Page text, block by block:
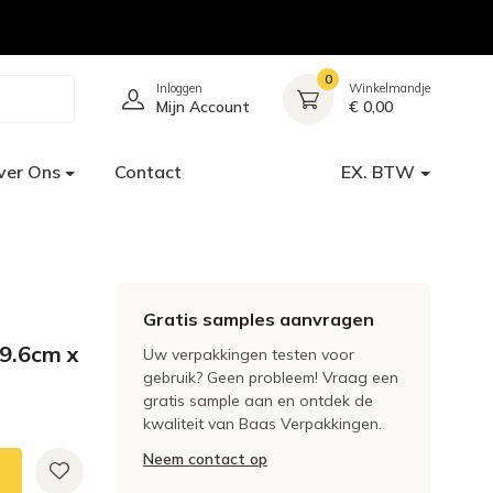
Inloggen
Mijn Account
0
Winkelmandje
€ 0,00
Ons Contact EX. BTW
x
Gratis samples aanvragen
Uw verpakkingen testen voor
gebruik? Geen probleem! Vraag een
gratis sample aan en ontdek de
kwaliteit van Baas Verpakkingen.
Neem contact op